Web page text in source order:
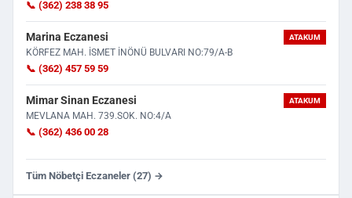
📞 (362) 238 38 95
Marina Eczanesi ATAKUM
KÖRFEZ MAH. İSMET İNÖNÜ BULVARI NO:79/A-B
📞 (362) 457 59 59
Mimar Sinan Eczanesi ATAKUM
MEVLANA MAH. 739.SOK. NO:4/A
📞 (362) 436 00 28
Tüm Nöbetçi Eczaneler (27) →